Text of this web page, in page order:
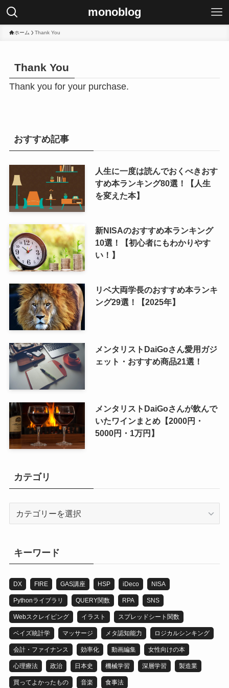
monoblog
ホーム Thank You
Thank You
Thank you for your purchase.
おすすめ記事
人生に一度は読んでおくべきおす
すめ本ランキング80選！【人生
を変えた本】
新NISAのおすすめ本ランキング
10選！【初心者にもわかりやす
い！】
リベ大両学長のおすすめ本ランキ
ング29選！【2025年】
メンタリストDaiGoさん愛用ガジ
ェット・おすすめ商品21選！
メンタリストDaiGoさんが飲んで
いたワインまとめ【2000円・
5000円・1万円】
カテゴリ
キーワード
DX FIRE GAS講座 HSP iDeco NISA
Pythonライブラリ QUERY関数 RPA SNS
Webスクレイピング イラスト スプレッドシート関数
ベイズ統計学 マッサージ メタ認知能力 ロジカルシンキング
会計・ファイナンス 効率化 動画編集 女性向けの本
心理療法 政治 日本史 機械学習 深層学習 製造業
買ってよかったもの 音楽 食事法